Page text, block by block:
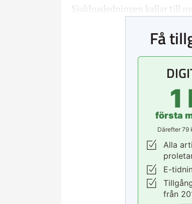
Sjukhusledningen kallar till
Få
1
första
Därefter 79
Alla
E-
från